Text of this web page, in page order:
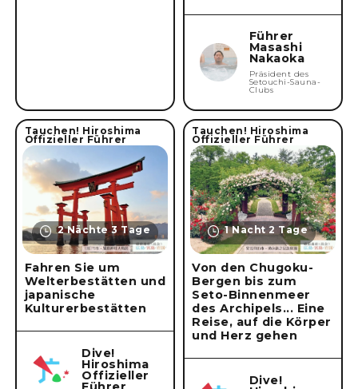
Führer
Masashi
Nakaoka
Präsident des
Setouchi-Sauna-
Clubs
Tauchen! Hiroshima
Offizieller Führer
2 Nächte 3 Tage
Fahren Sie um
Welterbestätten und
japanische
Kulturerbestätten
Dive!
Hiroshima
Offizieller
Tauchen! Hiroshima
Offizieller Führer
1 Nacht 2 Tage
Von den Chugoku-
Bergen bis zum
Seto-Binnenmeer
des Archipels... Eine
Reise, auf die Körper
und Herz gehen
Dive!